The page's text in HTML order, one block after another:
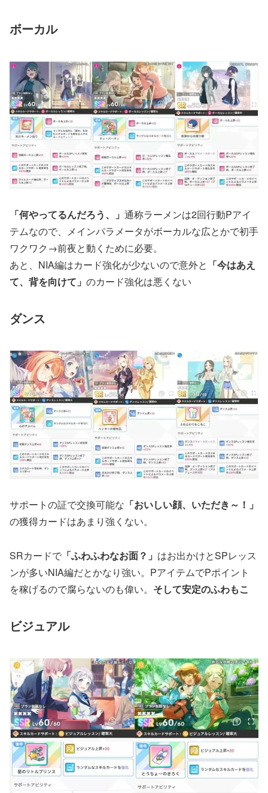
ボーカル
「何やってるんだろう、」 通称ラーメンは2回行動Pアイ
テムなので、メインパラメータがボーカルな広とかで初手
ワクワク→前夜と動くために必要。
あと、NIA編はカード強化が少ないので意外と 「今はあえ
て、背を向けて」 のカード強化は悪くない
ダンス
サポートの証で交換可能な 「おいしい顔、いただき～！」
の獲得カードはあまり強くない。
SRカードで 「ふわふわなお面？」 はお出かけとSPレッス
ンが多いNIA編だとかなり強い。PアイテムでPポイント
を稼げるので腐らないのも偉い。 そして安定のふわもこ
ビジュアル